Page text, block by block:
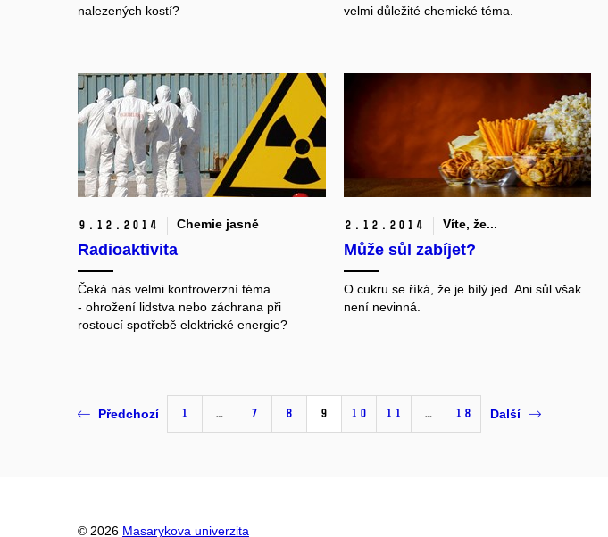
nalezených kostí?
velmi důležité chemické téma.
9. 12. 2014 Chemie jasně
Radioaktivita
Čeká nás velmi kontroverzní téma
- ohrožení lidstva nebo záchrana při
rostoucí spotřebě elektrické energie?
2. 12. 2014 Víte, že...
Může sůl zabíjet?
O cukru se říká, že je bílý jed. Ani sůl však
není nevinná.
Předchozí 1 … 7 8 9 10 11 … 18 Další
© 2026 Masarykova univerzita